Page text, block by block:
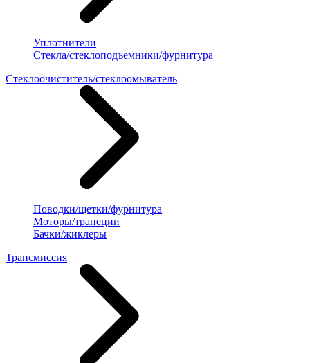
Уплотнители
Стекла/стеклоподъемники/фурнитура
Стеклоочиститель/стеклоомыватель
Поводки/щетки/фурнитура
Моторы/трапеции
Бачки/жиклеры
Трансмиссия